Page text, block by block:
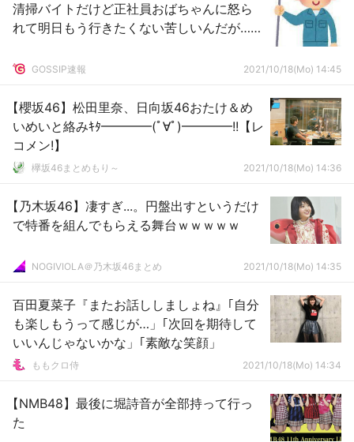
清掃バイトだけど正社員おばちゃんに怒ら
れて明日もう行きたくない苦しいんだが……
GOSSIP速報 2021/10/18(Mo) 14:45
【櫻坂46】松田里奈、日向坂46おたけ＆め
いめいと絡みｷﾀ━━━━(ﾟ∀ﾟ)━━━━!!【レ
コメン!】
欅坂46まとめもり～ 2021/10/18(Mo) 14:36
【乃木坂46】凄すぎ...。円盤出すというだけ
で特番を組んでもらえる舞台ｗｗｗｗｗ
NOGIVIOLA＠乃木坂46まとめ 2021/10/18(Mo) 14:35
百田夏菜子『またお話ししましょね』｢自分
も楽しもうって感じが…」｢次回を期待して
いいんじゃないかな」｢素敵な笑顔」
ももクロ侍 2021/10/18(Mo) 14:34
【NMB48】最後に堀詩音が全部持って行っ
た